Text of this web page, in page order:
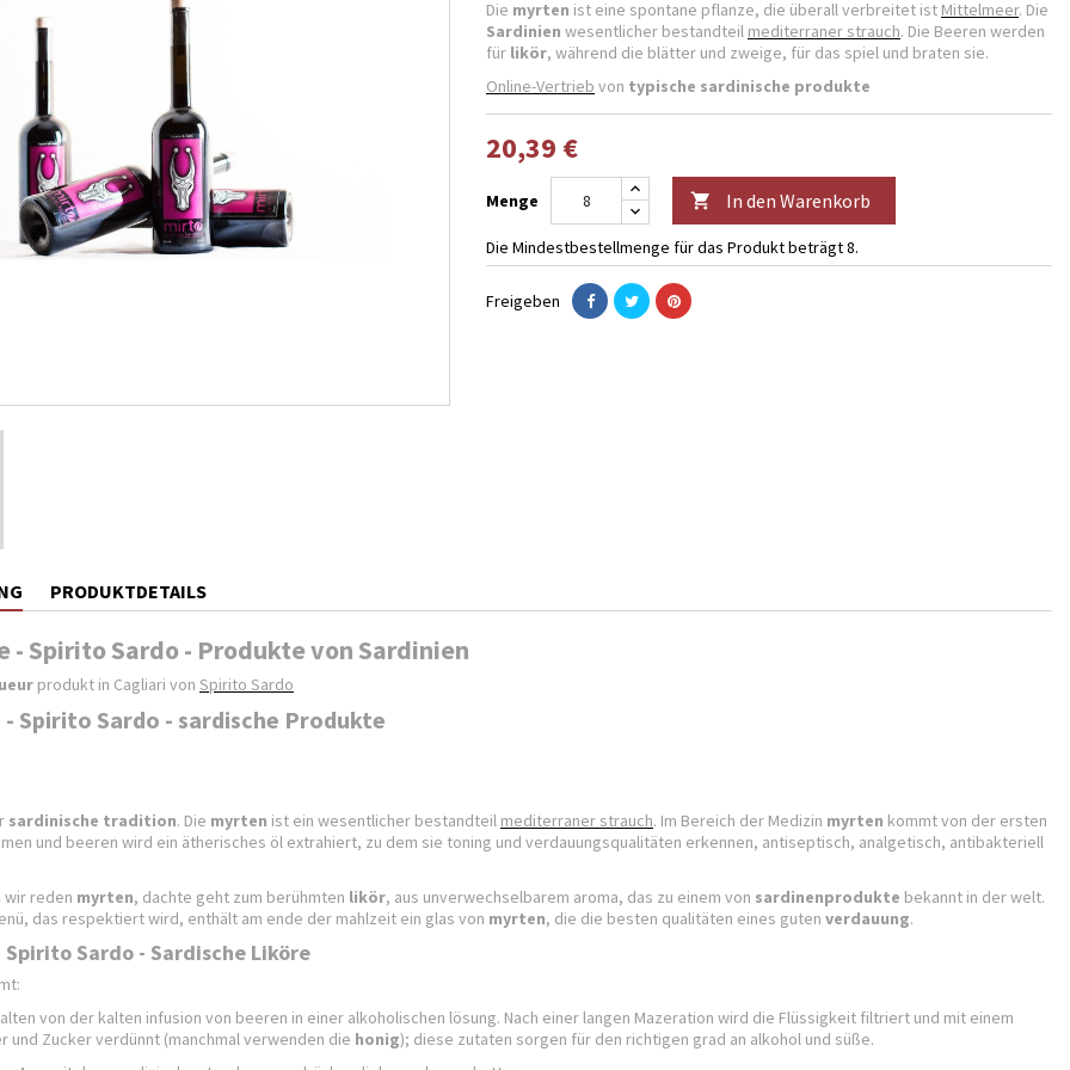
Die myrten ist eine spontane pflanze, die überall verbreitet ist Mittelmeer. Die
Sardinien wesentlicher bestandteil mediterraner strauch. Die Beeren werden
für likör, während die blätter und zweige, für das spiel und braten sie.
Online-Vertrieb von typische sardinische produkte
20,39 €
Menge  In den Warenkorb
Die Mindestbestellmenge für das Produkt beträgt 8.
Freigeben
PRODUKTDETAILS
- Spirito Sardo - Produkte von Sardinien
produkt in Cagliari von Spirito Sardo
- Spirito Sardo - sardische Produkte
sardinische tradition. Die myrten ist ein wesentlicher bestandteil mediterraner strauch. Im Bereich der Medizin myrten kommt von der ersten
und beeren wird ein ätherisches öl extrahiert, zu dem sie toning und verdauungsqualitäten erkennen, antiseptisch, analgetisch, antibakteriell
wir reden myrten, dachte geht zum berühmten likör, aus unverwechselbarem aroma, das zu einem von sardinenprodukte bekannt in der welt.
das respektiert wird, enthält am ende der mahlzeit ein glas von myrten, die die besten qualitäten eines guten verdauung.
Spirito Sardo - Sardische Liköre
von der kalten infusion von beeren in einer alkoholischen lösung. Nach einer langen Mazeration wird die Flüssigkeit filtriert und mit einem
und Zucker verdünnt (manchmal verwenden die honig); diese zutaten sorgen für den richtigen grad an alkohol und süße.